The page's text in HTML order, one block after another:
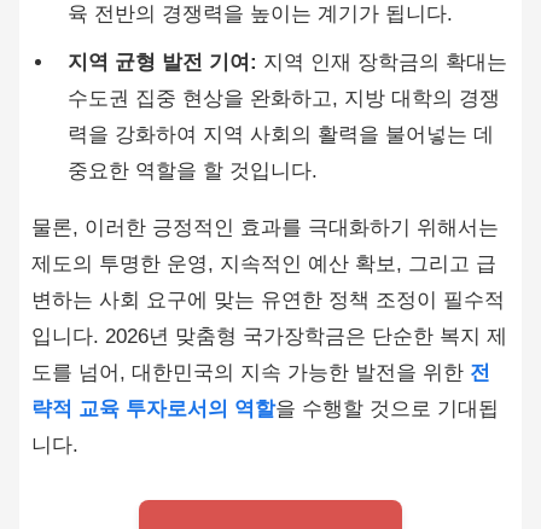
육 전반의 경쟁력을 높이는 계기가 됩니다.
지역 균형 발전 기여: 지역 인재 장학금의 확대는
수도권 집중 현상을 완화하고, 지방 대학의 경쟁
력을 강화하여 지역 사회의 활력을 불어넣는 데
중요한 역할을 할 것입니다.
물론, 이러한 긍정적인 효과를 극대화하기 위해서는
제도의 투명한 운영, 지속적인 예산 확보, 그리고 급
변하는 사회 요구에 맞는 유연한 정책 조정이 필수적
입니다. 2026년 맞춤형 국가장학금은 단순한 복지 제
도를 넘어, 대한민국의 지속 가능한 발전을 위한 전
략적 교육 투자로서의 역할을 수행할 것으로 기대됩
니다.